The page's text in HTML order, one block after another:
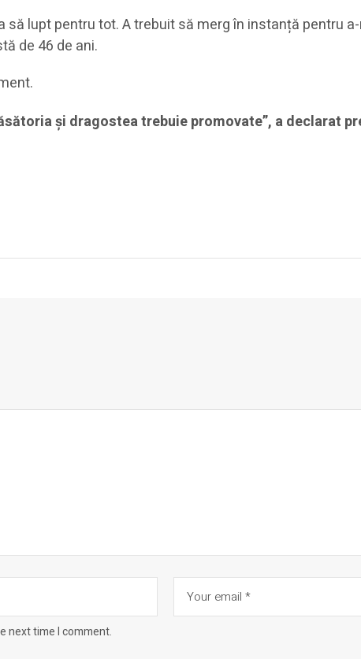
lupt pentru tot. A trebuit să merg în instanță pentru
de 46 de ani.
și dragostea trebuie promovate”, a declarat
next time I comment.